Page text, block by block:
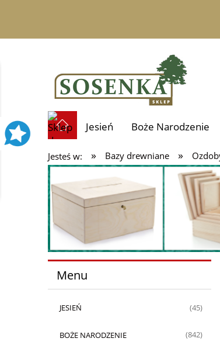
Jesień Boże Narodzenie
Prezenty i personalizacja
Jesteś w: » Bazy drewniane »
Menu
JESIEŃ (45)
BOŻE NARODZENIE (842)